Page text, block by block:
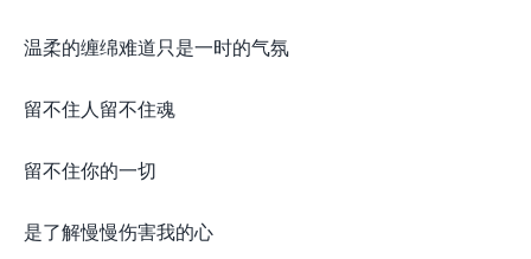
温柔的缠绵难道只是一时的气氛
留不住人留不住魂
留不住你的一切
是了解慢慢伤害我的心